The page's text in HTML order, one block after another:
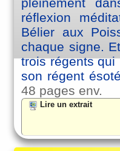
réflexion
Bélier aux
chaque signe.
trois régents
son régent
48 pages env.
Lire un extrait